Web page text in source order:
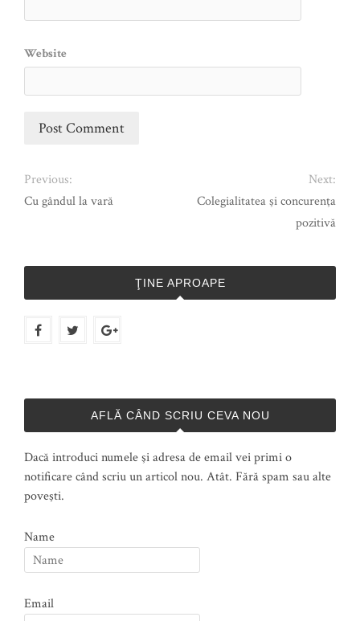
Website
Previous:
Cu gândul la vară
Next:
Colegialitatea şi concurenţa
pozitivă
ŢINE APROAPE
AFLĂ CÂND SCRIU CEVA NOU
Dacă introduci numele şi adresa de email vei primi o
notificare când scriu un articol nou. Atât. Fără spam sau alte
poveşti.
Name
Email